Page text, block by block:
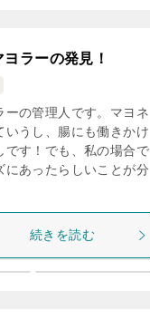
ラーの発見！
ーの管理人です。マヨネ
いうし、腸にも働きかけ
です！でも、私の場合で
にあったらしいことが分
続きを読む